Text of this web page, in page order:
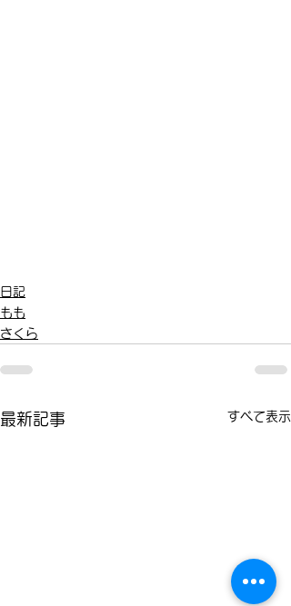
日記
もも
さくら
最新記事 すべて表示